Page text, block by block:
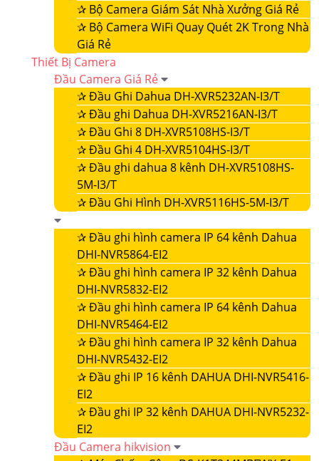
✰ Bộ Camera Giám Sát Nhà Xưởng Giá Rẻ
✰ Bộ Camera WiFi Quay Quét 2K Trong Nhà
Giá Rẻ
Thiết Bị Camera
Đầu Camera Giá Rẻ
✰Đầu Ghi Dahua DH-XVR5232AN-I3/T
✰Đầu ghi Dahua DH-XVR5216AN-I3/T
✰Đầu Ghi 8 DH-XVR5108HS-I3/T
✰Đầu Ghi 4 DH-XVR5104HS-I3/T
✰Đầu ghi dahua 8 kênh DH-XVR5108HS-
5M-I3/T
✰Đầu Ghi Hình DH-XVR5116HS-5M-I3/T
✰Đầu ghi hình camera IP 64 kênh Dahua
DHI-NVR5864-EI2
✰Đầu ghi hình camera IP 32 kênh Dahua
DHI-NVR5832-EI2
✰Đầu ghi hình camera IP 64 kênh Dahua
DHI-NVR5464-EI2
✰Đầu ghi hình camera IP 32 kênh Dahua
DHI-NVR5432-EI2
✰Đầu ghi IP 16 kênh DAHUA DHI-NVR5416-
EI2
✰Đầu ghi IP 32 kênh DAHUA DHI-NVR5232-
EI2
Đầu Camera hikvision